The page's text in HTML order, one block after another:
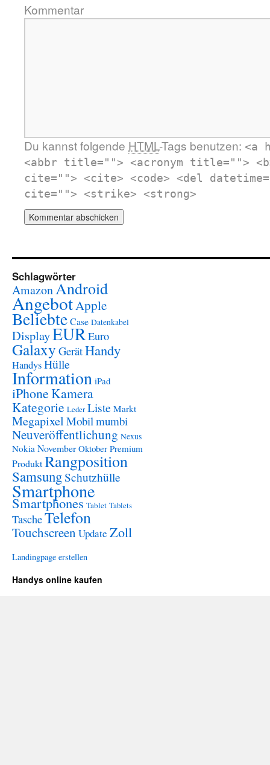
Kommentar
Du kannst folgende HTML-Tags benutzen: <a
<abbr title=""> <acronym title="">
cite=""> <cite> <code> <del
cite=""> <strike> <strong>
Schlagwörter
AmazonAndroid
AngebotApple
BeliebteCase Datenkabel
DisplayEUREuro
Galaxy GerätHandy
HandysHülle
Information iPad
iPhoneKamera
Kategorie Leder Liste Markt
Megapixel Mobilmumbi
Neuveröffentlichung Nexus
Nokia November Oktober Premium
ProduktRangposition
SamsungSchutzhülle
Smartphone
Smartphones Tablet Tablets
TascheTelefon
Touchscreen Update Zoll
Landingpage erstellen
Handys online kaufen